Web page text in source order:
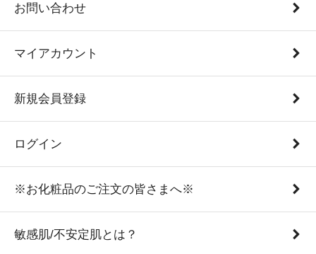
お問い合わせ
マイアカウント
新規会員登録
ログイン
※お化粧品のご注文の皆さまへ※
敏感肌/不安定肌とは？